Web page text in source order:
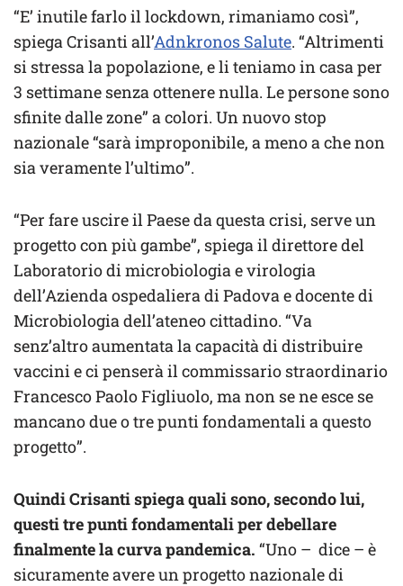
“E’ inutile farlo il lockdown, rimaniamo così”,
spiega Crisanti all’Adnkronos Salute. “Altrimenti
si stressa la popolazione, e li teniamo in casa per
3 settimane senza ottenere nulla. Le persone sono
sfinite dalle zone” a colori. Un nuovo stop
nazionale “sarà improponibile, a meno a che non
sia veramente l’ultimo”.
“Per fare uscire il Paese da questa crisi, serve un
progetto con più gambe”, spiega il direttore del
Laboratorio di microbiologia e virologia
dell’Azienda ospedaliera di Padova e docente di
Microbiologia dell’ateneo cittadino. “Va
senz’altro aumentata la capacità di distribuire
vaccini e ci penserà il commissario straordinario
Francesco Paolo Figliuolo, ma non se ne esce se
mancano due o tre punti fondamentali a questo
progetto”.
Quindi Crisanti spiega quali sono, secondo lui,
questi tre punti fondamentali per debellare
finalmente la curva pandemica. “Uno – dice – è
sicuramente avere un progetto nazionale di